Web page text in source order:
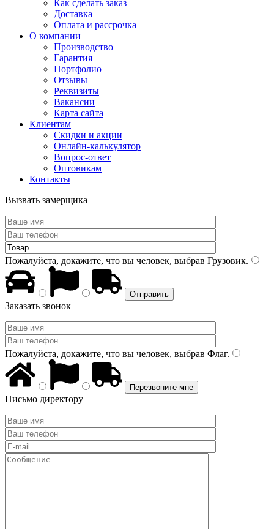
Как сделать заказ
Доставка
Оплата и рассрочка
О компании
Производство
Гарантия
Портфолио
Отзывы
Реквизиты
Вакансии
Карта сайта
Клиентам
Скидки и акции
Онлайн-калькулятор
Вопрос-ответ
Оптовикам
Контакты
Вызвать замерщика
Пожалуйста, докажите, что вы человек, выбрав Грузовик.
Заказать звонок
Пожалуйста, докажите, что вы человек, выбрав Флаг.
Письмо директору